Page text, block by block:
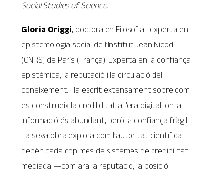
Social Studies of Science.
Gloria Origgi, doctora en Filosofia i experta en
epistemologia social de l’Institut Jean Nicod
(CNRS) de París (França). Experta en la confiança
epistèmica, la reputació i la circulació del
coneixement. Ha escrit extensament sobre com
es construeix la credibilitat a l’era digital, on la
informació és abundant, però la confiança fràgil.
La seva obra explora com l’autoritat científica
depèn cada cop més de sistemes de credibilitat
mediada —com ara la reputació, la posició